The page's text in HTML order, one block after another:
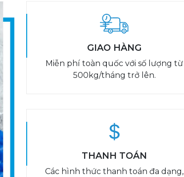
GIAO HÀNG
Miễn phí toàn quốc với số lượng từ
500kg/tháng trở lên.
THANH TOÁN
Các hình thức thanh toán đa dạng,